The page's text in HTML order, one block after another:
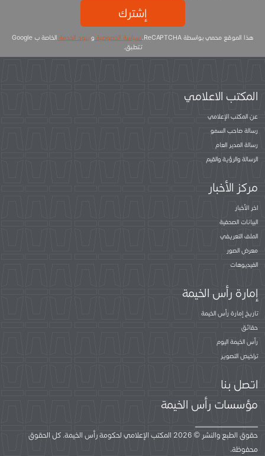
إشترك
هذا الموقع محمي بواسطة ReCAPTCHA. سياسة الخصوصية وبنود الخدمة
الخاصة ب Google
تتطبق.
المكتب الاعلامي
عن المكتب الإعلامي
رسالة صاحب السمو
رسالة المدير العام
الرسالة والرؤية والقيم
مركز الأخبار
اخر الأخبار
البيانات الصحفية
الملف التعريفي
معرض الصور
الفيديوهات
إمارة رأس الخيمة
تاريخ إمارة رأس الخيمة
حقائق
رأس الخيمة اليوم
تراخيص التصوير
اتصل بنا
مؤسسات رأس الخيمة
حقوق الطبع والنشر © 2026 المكتب الإعلامي لحكومة رأس الخيمة. كل الحقوق
محفوظة.